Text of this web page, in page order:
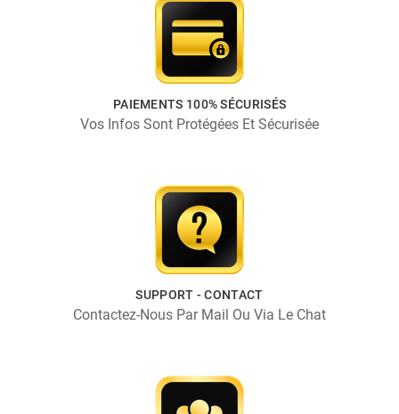
PAIEMENTS 100% SÉCURISÉS
Vos Infos Sont Protégées Et Sécurisée
SUPPORT - CONTACT
Contactez-Nous Par Mail Ou Via Le Chat